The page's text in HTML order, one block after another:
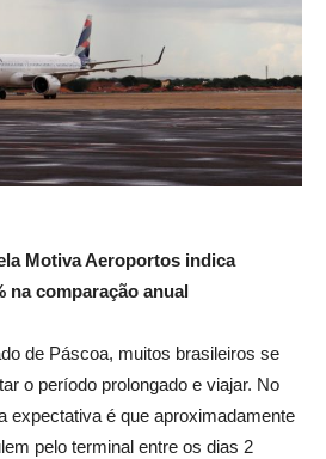
Motiva Aeroportos indica
na comparação anual
de Páscoa, muitos brasileiros se
o período prolongado e viajar. No
expectativa é que aproximadamente
pelo terminal entre os dias 2